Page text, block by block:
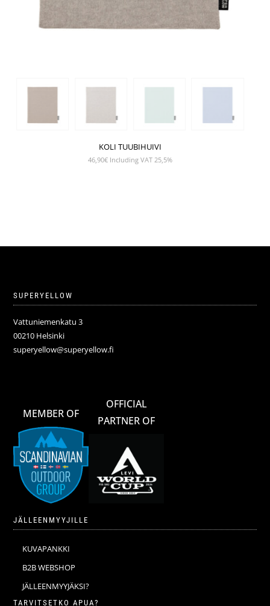
KOLI TUUBIHUIVI
46,90€ Including VAT 25,5%
SUPERYELLOW
Vattuniemenkatu 3
00210 Helsinki
superyellow@superyellow.fi
MEMBER OF
OFFICIAL
PARTNER OF
JÄLLEENMYYJILLE
KUVAPANKKI
B2B WEBSHOP
JÄLLEENMYYJÄKSI?
TARVITSETKO APUA?